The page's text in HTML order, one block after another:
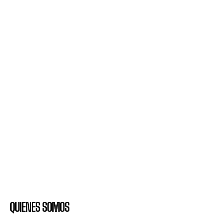
QUIENES SOMOS